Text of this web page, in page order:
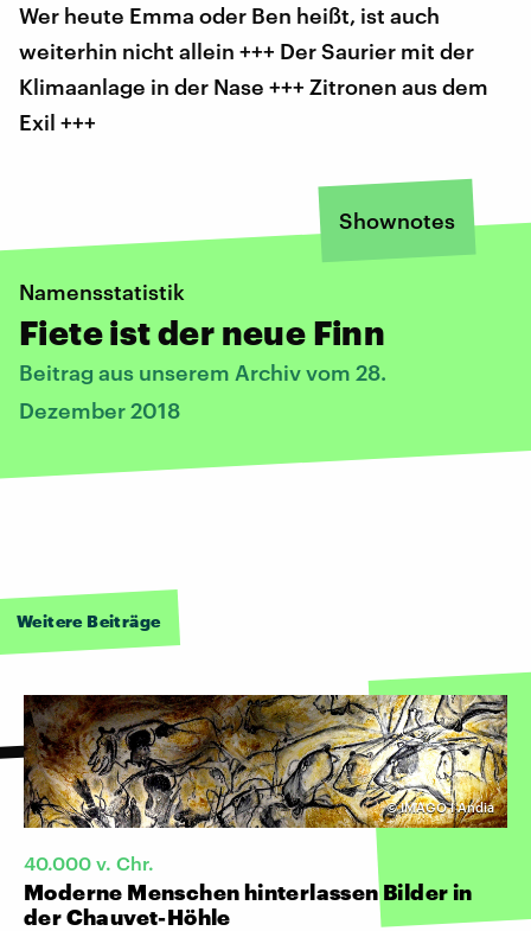
Wer heute Emma oder Ben heißt, ist auch
weiterhin nicht allein +++ Der Saurier mit der
Klimaanlage in der Nase +++ Zitronen aus dem
Exil +++
Shownotes
Namensstatistik
Fiete ist der neue Finn
Beitrag aus unserem Archiv vom 28.
Dezember 2018
Weitere Beiträge
©IMAGO I Andia
40.000 v. Chr.
Moderne Menschen hinterlassen Bilder in
der Chauvet-Höhle